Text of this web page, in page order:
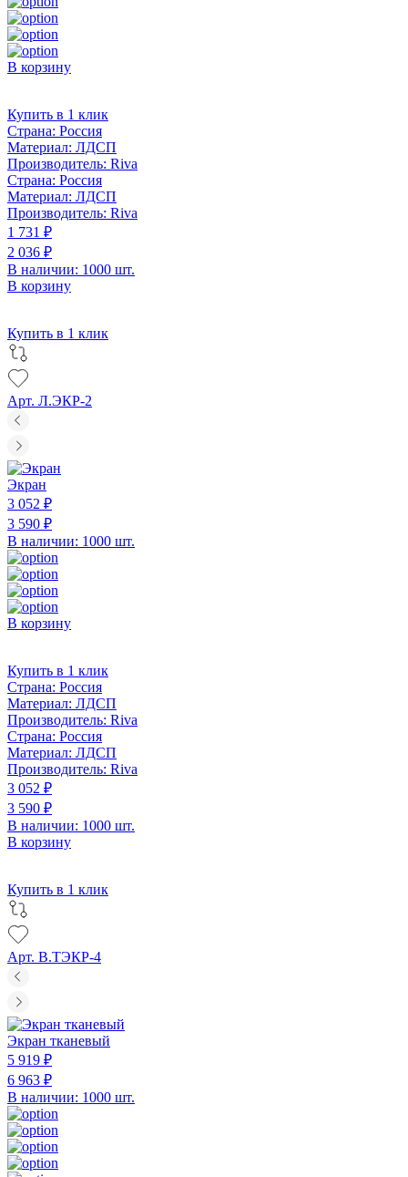
В корзину
Купить в 1 клик
Страна: Россия
Материал: ЛДСП
Производитель: Riva
Страна: Россия
Материал: ЛДСП
Производитель: Riva
1 731 ₽
2 036 ₽
В наличии: 1000 шт.
В корзину
Купить в 1 клик
Арт. Л.ЭКР-2
Экран
3 052 ₽
3 590 ₽
В наличии: 1000 шт.
В корзину
Купить в 1 клик
Страна: Россия
Материал: ЛДСП
Производитель: Riva
Страна: Россия
Материал: ЛДСП
Производитель: Riva
3 052 ₽
3 590 ₽
В наличии: 1000 шт.
В корзину
Купить в 1 клик
Арт. В.ТЭКР-4
Экран тканевый
5 919 ₽
6 963 ₽
В наличии: 1000 шт.